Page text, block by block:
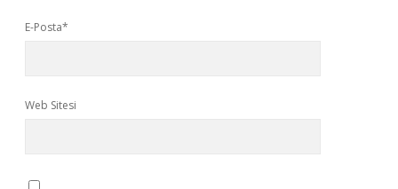
E-Posta*
Web Sitesi